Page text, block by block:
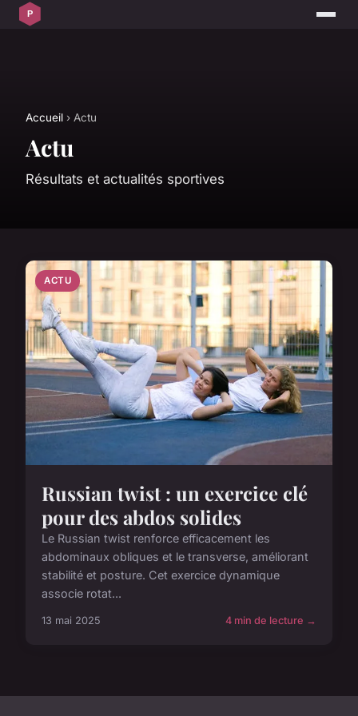
Accueil › Actu
Actu
Résultats et actualités sportives
ACTU
Russian twist : un exercice clé
pour des abdos solides
Le Russian twist renforce efficacement les
abdominaux obliques et le transverse, améliorant
stabilité et posture. Cet exercice dynamique
associe rotat...
13 mai 2025 4 min de lecture →